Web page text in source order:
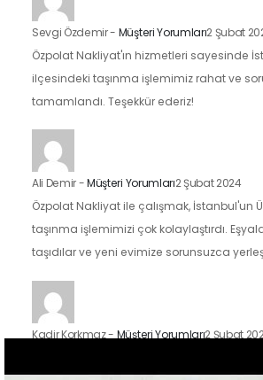
Sevgi Özdemir- Müşteri Yorumları2 Şubat
Özpolat Nakliyat'ın hizmetleri sayesinde
ilçesindeki taşınma işlemimiz rahat ve
tamamlandı. Teşekkür ederiz!
Ali Demir-Müşteri Yorumları2 Şubat 2024
Özpolat Nakliyat ile çalışmak, İstanbul'un
taşınma işlemimizi çok kolaylaştırdı.
taşıdılar ve yeni evimize sorunsuzca
Kadir Korkmaz- Müşteri Yorumları2 Şubat